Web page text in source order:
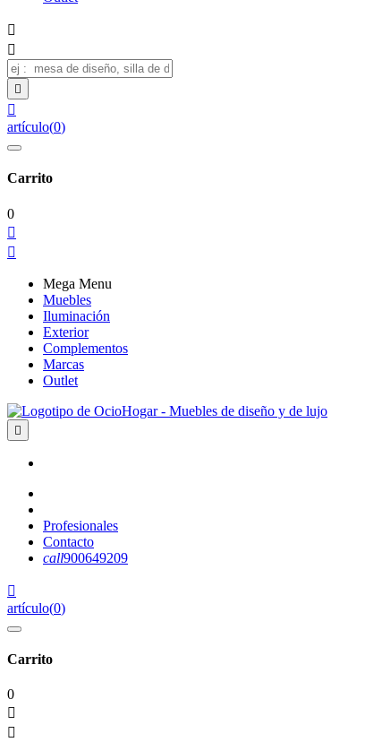




artículo(0)
Carrito
0


Mega Menu
Muebles
Iluminación
Exterior
Complementos
Marcas
Outlet

Profesionales
Contacto
call900649209

artículo(0)
Carrito
0

